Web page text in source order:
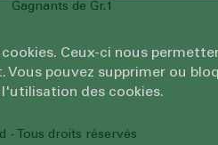
Gagnants de Gr.1
- Tous droits réservés
Ceux-ci nous
pouvez supprimer ou
des cookies.